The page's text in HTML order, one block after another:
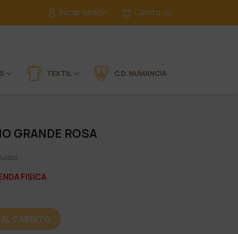
Iniciar sesión Carrito (0)
TEXTIL C.D. NUMANCIA
GRANDE ROSA
FISICA
CARRITO